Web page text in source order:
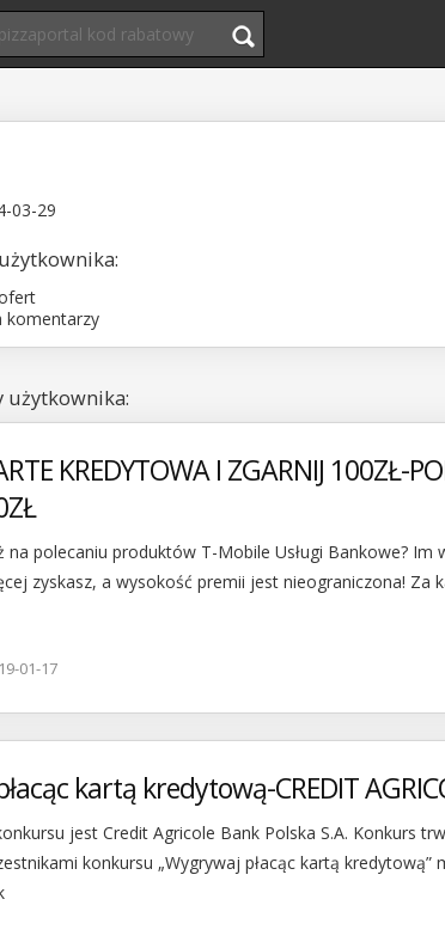
03-29
komentarzy
użytkownika:
KREDYTOWA I ZGARNIJ 100ZŁ-
na polecaniu produktów T-Mobile Usługi Bankowe? Im
zyskasz, a wysokość premii jest nieograniczona! Za
01-17
kartą kredytową-CREDIT
jest Credit Agricole Bank Polska S.A. Konkurs
konkursu „Wygrywaj płacąc kartą kredytową”